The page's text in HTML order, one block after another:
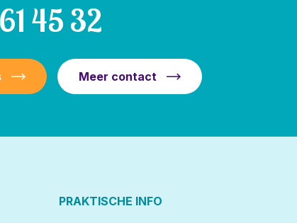
45 32
Meer contact
PRAKTISCHE INFO